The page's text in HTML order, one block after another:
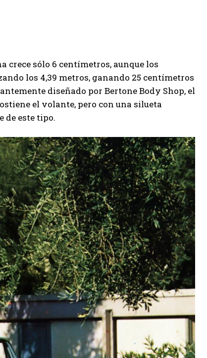
crece sólo 6 centímetros, aunque los
los 4,39 metros, ganando 25 centímetros
diseñado por Bertone Body Shop, el
el volante, pero con una silueta
de este tipo.